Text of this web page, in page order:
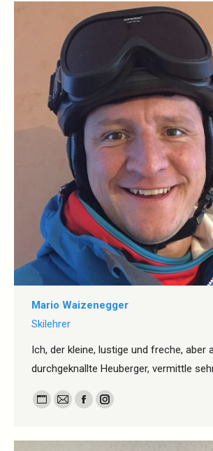
/
Webseite
Mario Waizenegger
Skilehrer
Ich, der kleine, lustige und freche, aber
durchgeknallte Heuberger, vermittle
Persönlicher
/
E-
FacebookInstagram